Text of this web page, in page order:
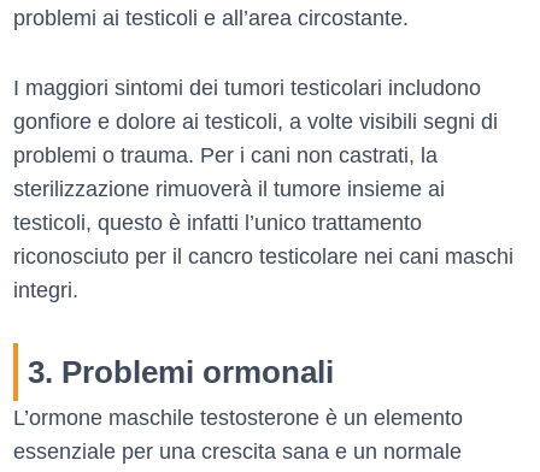
problemi ai testicoli e all’area circostante.
I maggiori sintomi dei tumori testicolari includono
gonfiore e dolore ai testicoli, a volte visibili segni di
problemi o trauma. Per i cani non castrati, la
sterilizzazione rimuoverà il tumore insieme ai
testicoli, questo è infatti l’unico trattamento
riconosciuto per il cancro testicolare nei cani maschi
integri.
3. Problemi ormonali
L’ormone maschile testosterone è un elemento
essenziale per una crescita sana e un normale